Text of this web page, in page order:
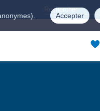
Accepter